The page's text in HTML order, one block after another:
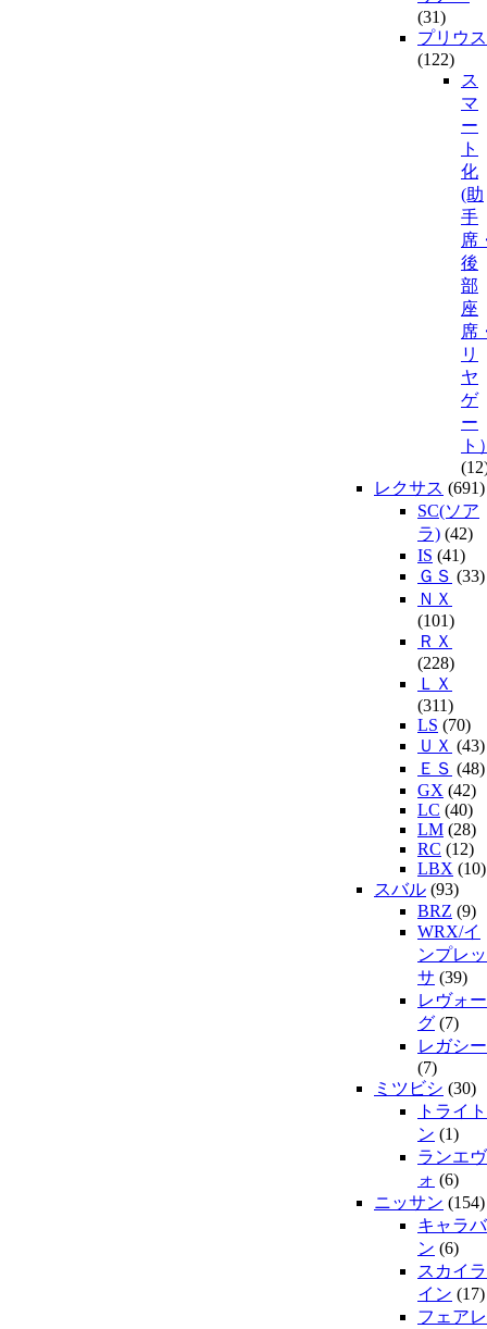
(31)
プリウス
(122)
ス
マ
ー
ト
化
(助
手
席
後
部
座
席
リ
ヤ
ゲ
ー
ト
レクサス (691)
SC(ソア
ラ) (42)
IS (41)
ＧＳ (33)
ＮＸ
(101)
ＲＸ
(228)
ＬＸ
(311)
LS (70)
ＵＸ (43)
ＥＳ (48)
GX (42)
LC (40)
LM (28)
RC (12)
LBX (10)
スバル (93)
BRZ (9)
WRX/イ
ンプレッ
サ (39)
レヴォー
グ (7)
レガシー
(7)
ミツビシ (30)
トライト
ン (1)
ランエヴ
ォ (6)
ニッサン (154)
キャラバ
ン (6)
スカイラ
イン (17)
フェアレ